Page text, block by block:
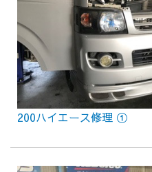
200ハイエース修理 ①